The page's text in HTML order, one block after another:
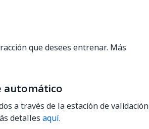
que desees entrenar. Más
automático
a través de la estación de validación
detalles aquí.